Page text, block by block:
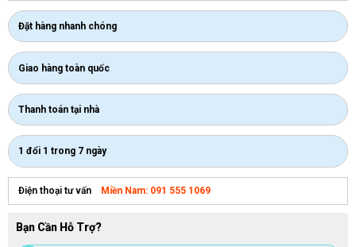
Đặt hàng nhanh chóng
Giao hàng toàn quốc
Thanh toán tại nhà
1 đổi 1 trong 7 ngày
Điện thoại tư vấn Miền Nam: 091 555 1069
Bạn Cần Hỗ Trợ?